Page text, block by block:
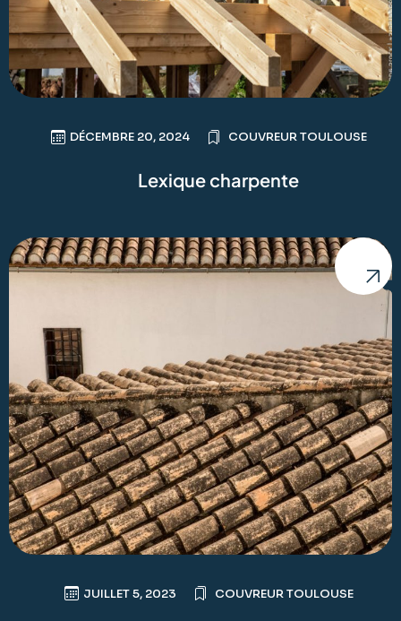
DÉCEMBRE 20, 2024 COUVREUR TOULOUSE
Lexique charpente
JUILLET 5, 2023 COUVREUR TOULOUSE